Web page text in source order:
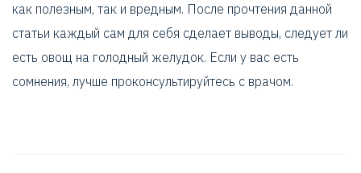
как полезным, так и вредным. После прочтения данной
статьи каждый сам для себя сделает выводы, следует ли
есть овощ на голодный желудок. Если у вас есть
сомнения, лучше проконсультируйтесь с врачом.